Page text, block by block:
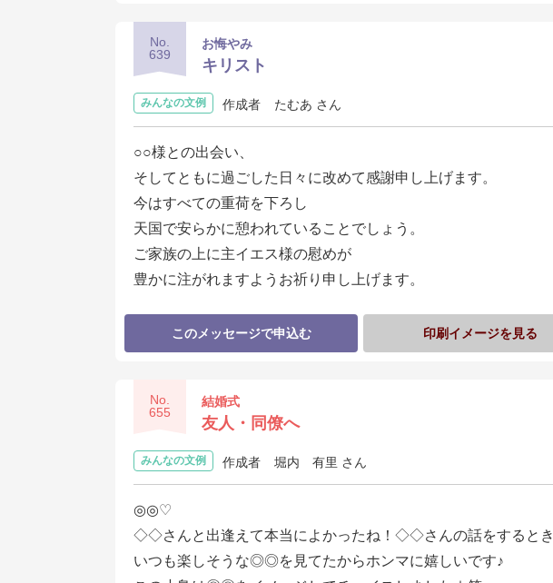
No.
639
お悔やみ
キリスト
みんなの文例 作成者 たむあ さん
○○様との出会い、
そしてともに過ごした日々に改めて感謝申し上げます。
今はすべての重荷を下ろし
天国で安らかに憩われていることでしょう。
ご家族の上に主イエス様の慰めが
豊かに注がれますようお祈り申し上げます。
このメッセージで申込む 印刷イメージを見る
No.
655
結婚式
友人・同僚へ
みんなの文例 作成者 堀内 有里 さん
◎◎♡
◇◇さんと出逢えて本当によかったね！◇◇さんの話をするとき
いつも楽しそうな◎◎を見てたからホンマに嬉しいです♪